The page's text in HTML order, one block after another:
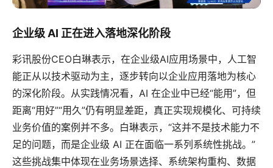
企业级 AI 正在进入落地深化阶段
彩讯股份CEO白琳表示，在企业级AI应用场景中，人工智
能正从以技术驱动为主，逐步转向以企业应用落地为核心
的深化阶段。从实践情况看，AI 在企业中已经“能用”，但
距离“用好”“用久”仍有明显差距，真正实现规模化、可持续
业务价值的案例并不多。白琳表示，“这并不是技术能力不
足的问题，而是企业级 AI 正在面临一系列系统性挑战。”
这些挑战集中体现在业务场景选择、系统架构重构、数据